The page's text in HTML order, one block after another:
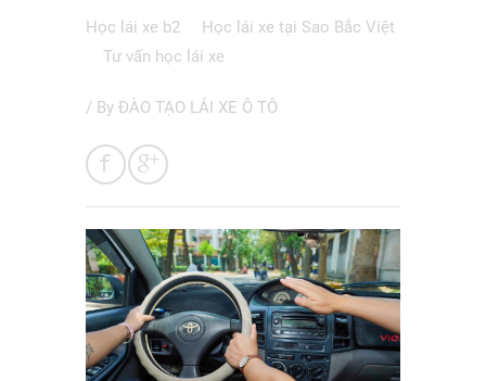
Học lái xe b2
Học lái xe tại Sao Bắc Việt
Tư vấn học lái xe
/ By ĐÀO TẠO LÁI XE Ô TÔ